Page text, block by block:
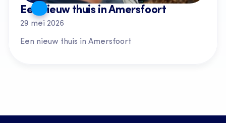
Een nieuw thuis in Amersfoort
29 mei 2026
Een nieuw thuis in Amersfoort